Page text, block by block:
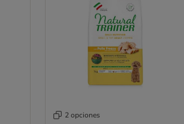
2 opciones